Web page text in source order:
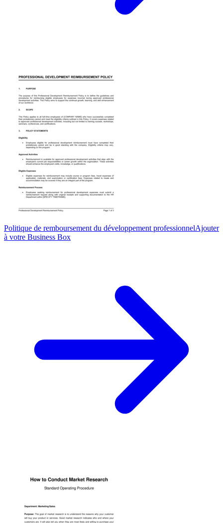
Politique de remboursement du développement professionnelAjouter
à votre Business Box